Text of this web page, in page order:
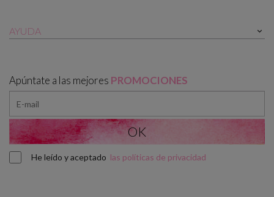
AYUDA 
Apúntate a las mejores PROMOCIONES
He leído y aceptado las políticas de privacidad